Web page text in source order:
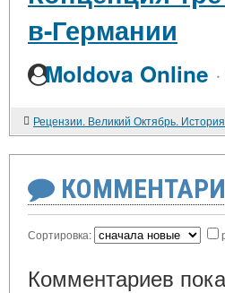
в-Германии
Moldova Online ·
Сортировка:
Комментариев